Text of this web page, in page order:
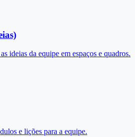
ideias da equipe em espaços e quadros.
e lições para a equipe.